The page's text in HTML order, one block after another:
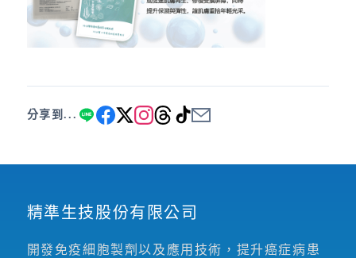
分享到...
精準生技股份有限公司
開發免疫細胞製劑以及應用技術，提升癌症病患